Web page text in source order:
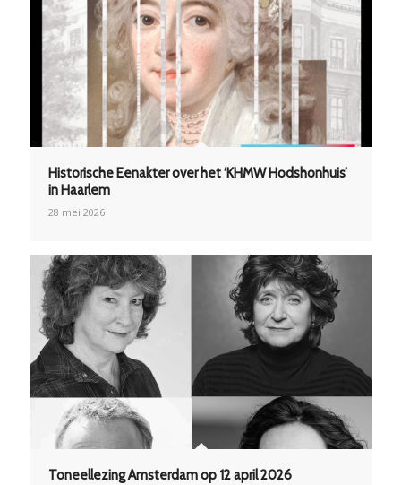
Historische Eenakter over het ‘KHMW Hodshonhuis’
in Haarlem
28 mei 2026
Toneellezing Amsterdam op 12 april 2026